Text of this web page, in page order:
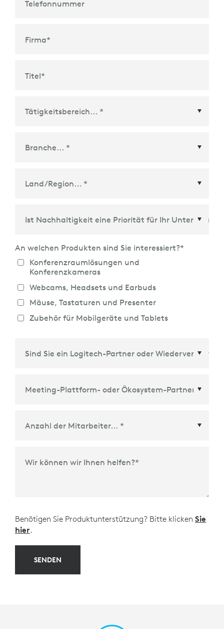
Telefonnummer
Firma*
Titel*
An welchen Produkten sind Sie interessiert?*
Konferenzraumlösungen und
Konferenzkameras
Webcams, Headsets und Earbuds
Mäuse, Tastaturen und Presenter
Zubehör für Mobilgeräte und Tablets
Wir können wir Ihnen helfen?*
Benötigen Sie Produktunterstützung? Bitte klicken Sie
hier.
SENDEN